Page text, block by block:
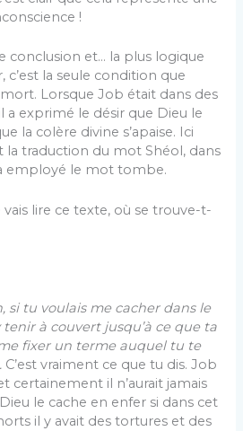
!
conclusion et… la plus logique
c’est la seule condition que
Lorsque Job était dans des
a exprimé le désir que Dieu le
la colère divine s’apaise. Ici
la traduction du mot Shéol, dans
employé le mot tombe.
vais lire ce texte, où se trouve-t-
si tu voulais me cacher dans le
tenir à couvert jusqu’à ce que ta
fixer un terme auquel tu te
C’est vraiment ce que tu dis. Job
certainement il n’aurait jamais
le cache en enfer si dans cet
il y avait des tortures et des